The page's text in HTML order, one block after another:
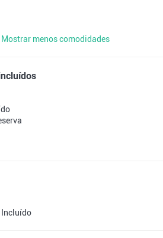
Mostrar menos comodidades
Incluído